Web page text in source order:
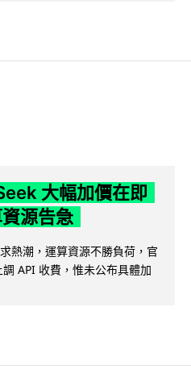
大幅加價在即
源告急
熱潮，運算資源不勝負荷，官
API 收費，惟未公布具體加